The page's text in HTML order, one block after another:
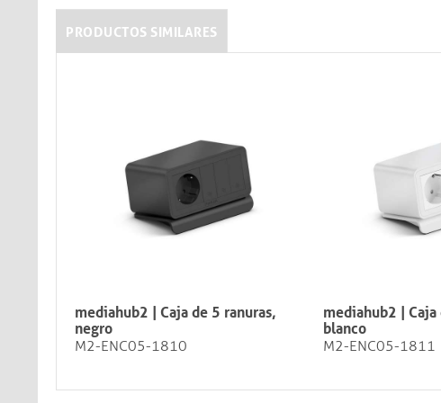
PRODUCTOS SIMILARES
mediahub2 | Caja de 5 ranuras,
negro
M2-ENC05-1810
mediahub2 | Caja
blanco
M2-ENC05-1811